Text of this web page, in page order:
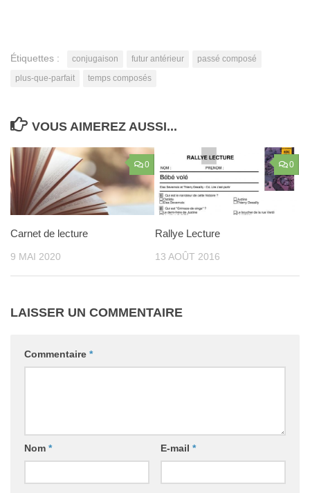
Étiquettes : conjugaison futur antérieur
passé composé
plus-que-parfait
temps composés
VOUS AIMEREZ AUSSI...
0
Carnet de lecture
9 MAI 2020
0
Rallye Lecture
13 AOÛT 2016
LAISSER UN COMMENTAIRE
Commentaire *
Nom * E-mail *